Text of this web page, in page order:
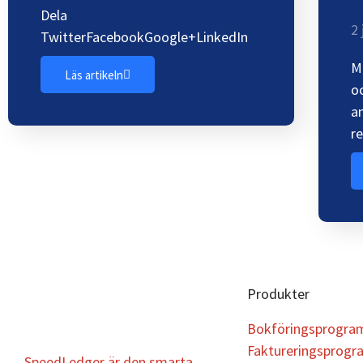
Dela
TwitterFacebookGoogle+LinkedIn
Läs artikeln
2
Produkter